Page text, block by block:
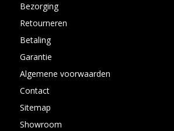
Bezorging
Retourneren
Betaling
Garantie
Algemene voorwaarden
Contact
Sitemap
Showroom